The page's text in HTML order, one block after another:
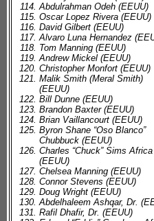
Abdulrahman Odeh (EEUU)
Oscar Lopez Rivera (EEUU)
David Gilbert (EEUU)
Alvaro Luna Hernandez
Tom Manning (EEUU)
Andrew Mickel (EEUU)
Christopher Monfort (EEUU)
Malik Smith (Meral Smith)
(EEUU)
Bill Dunne (EEUU)
Brandon Baxter (EEUU)
Brian Vaillancourt (EEUU)
Byron Shane “Oso Blanco”
Chubbuck (EEUU)
Charles “Chuck” Sims Africa
(EEUU)
Chelsea Manning (EEUU)
Connor Stevens (EEUU)
Doug Wright (EEUU)
Abdelhaleem Ashqar, Dr.
Rafil Dhafir, Dr. (EEUU)